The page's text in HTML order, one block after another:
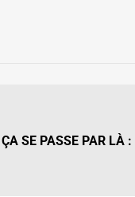
SE PASSE PAR LÀ :